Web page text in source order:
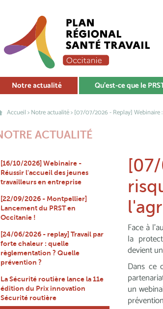
Notre actualité Qu'est-ce que le
Accueil>Notre actualité> [07/07/2026 - Replay] Webinaire
ACTUALITÉ
[16/10/2026] Webinaire -
Réussir l'accueil des jeunes
travailleurs en entreprise
[22/09/2026 - Montpellier]
Lancement du PRST en
Occitanie !
[24/06/2026 - replay] Travail par
forte chaleur : quelle
règlementation ? Quelle
prévention ?
La Sécurité routière lance la 11e
édition du Prix innovation
Sécurité routière
Face à
la
devient
Dans ce
un